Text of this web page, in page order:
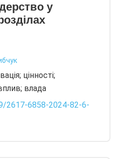
у
цінності;
влада
2617-6858-2024-82-6-